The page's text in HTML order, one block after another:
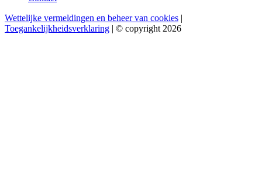
Wettelijke vermeldingen en beheer van cookies |
Toegankelijkheidsverklaring | © copyright 2026